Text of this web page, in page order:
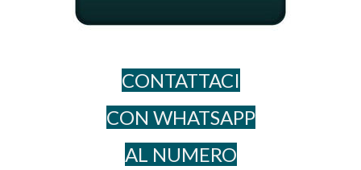
CONTATTACI
CON WHATSAPP
AL NUME​RO